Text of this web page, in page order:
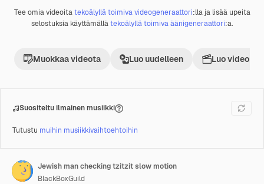
Premium
Tee omia videoitatekoälyllä toimiva videogeneraattori:lla ja lisää upeita
selostuksia käyttämällätekoälyllä toimiva äänigeneraattori:a.
Muokkaa videota Luo uudelleen Luo
Suositeltu ilmainen musiikki
Tutustu muihin musiikkivaihtoehtoihin
Jewish man checking tzitzit slow motion
BlackBoxGuild